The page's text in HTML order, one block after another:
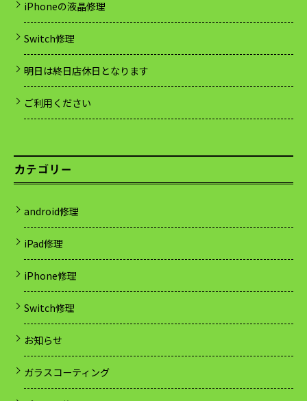
iPhoneの液晶修理
Switch修理
明日は終日店休日となります
ご利用ください
カテゴリー
android修理
iPad修理
iPhone修理
Switch修理
お知らせ
ガラスコーティング